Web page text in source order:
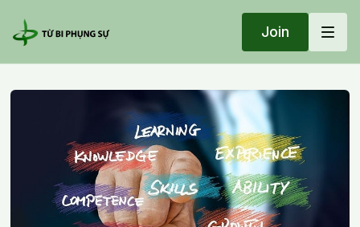
Join